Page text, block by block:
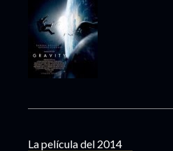
La película del 2014